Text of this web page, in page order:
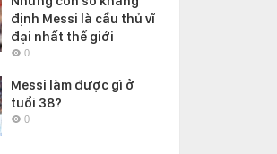
định Messi là cầu thủ vĩ
đại nhất thế giới
0
Messi làm được gì ở
tuổi 38?
0